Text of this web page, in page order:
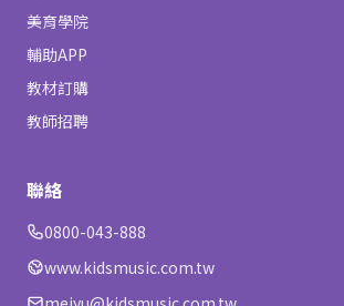
美育學院
輔助APP
教材訂購
教師招聘
聯絡
0800-043-888
www.kidsmusic.com.tw